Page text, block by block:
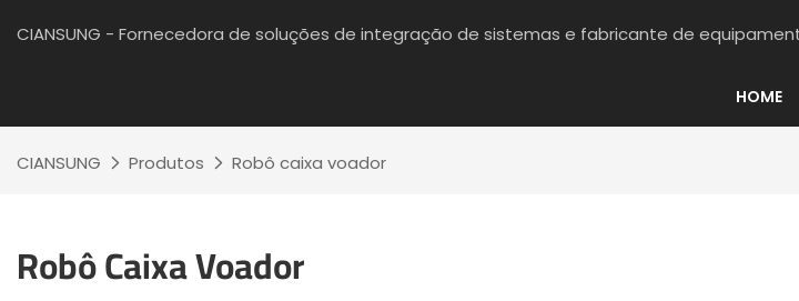
CIANSUNG - Fornecedora de soluções de integração de sistemas e fabricante de
HOME
CIANSUNG Produtos Robô caixa voador
Robô Caixa Voador